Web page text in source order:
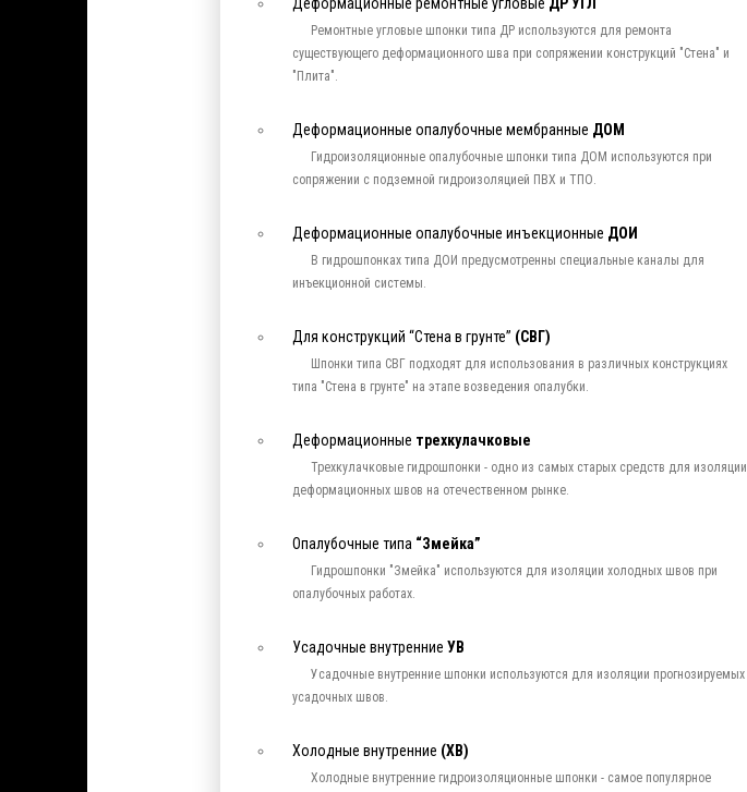
Ремонтные угловые шпонки типа ДР используются для ремонта
существующего деформационного шва при сопряжении конструкций "Стена" и
"Плита".
Деформационные опалубочные мембранные ДОМ
Гидроизоляционные опалубочные шпонки типа ДОМ используются при
сопряжении с подземной гидроизоляцией ПВХ и ТПО.
Деформационные опалубочные инъекционные ДОИ
В гидрошпонках типа ДОИ предусмотренны специальные каналы для
инъекционной системы.
Для конструкций “Стена в грунте” (СВГ)
Шпонки типа СВГ подходят для использования в различных конструкциях
типа "Стена в грунте" на этапе возведения опалубки.
Деформационные трехкулачковые
Трехкулачковые гидрошпонки - одно из самых старых средств для изоляции
деформационных швов на отечественном рынке.
Опалубочные типа “Змейка”
Гидрошпонки "Змейка" используются для изоляции холодных швов при
опалубочных работах.
Усадочные внутренниеУВ
Усадочные внутренние шпонки используются для изоляции прогнозируемых
усадочных швов.
Холодные внутренние (ХВ)
Холодные внутренние гидроизоляционные шпонки - самое популярное